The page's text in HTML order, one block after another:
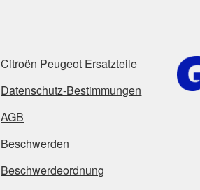
Citroën Peugeot Ersatzteile
Datenschutz-Bestimmungen
AGB
Beschwerden
Beschwerdeordnung